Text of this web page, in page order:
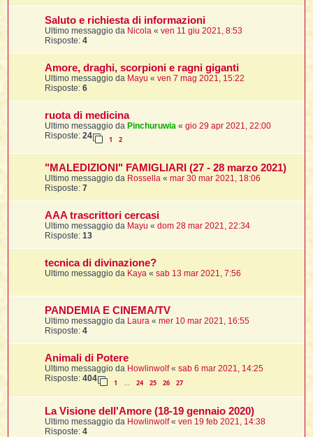
Saluto e richiesta di informazioni
Ultimo messaggio da Nicola «ven 11 giu 2021, 8:53
Risposte:4
Amore, draghi, scorpioni e ragni giganti
Ultimo messaggio da Mayu «ven 7 mag 2021, 15:22
Risposte:6
ruota di medicina
Ultimo messaggio daPinchuruwia «gio 29 apr 2021, 22:00
Risposte:24 1 2
"MALEDIZIONI" FAMIGLIARI (27 - 28 marzo 2021)
Ultimo messaggio da Rossella «mar 30 mar 2021, 18:06
Risposte:7
AAA trascrittori cercasi
Ultimo messaggio da Mayu «dom 28 mar 2021, 22:34
Risposte:13
tecnica di divinazione?
Ultimo messaggio da Kaya «sab 13 mar 2021, 7:56
PANDEMIA E CINEMA/TV
Ultimo messaggio da Laura «mer 10 mar 2021, 16:55
Risposte:4
Animali di Potere
Ultimo messaggio da Howlinwolf«sab 6 mar 2021, 14:25
Risposte:404 1 … 24 25 26 27
La Visione dell'Amore (18-19 gennaio 2020)
Ultimo messaggio da Howlinwolf«ven 19 feb 2021, 14:38
Risposte:4